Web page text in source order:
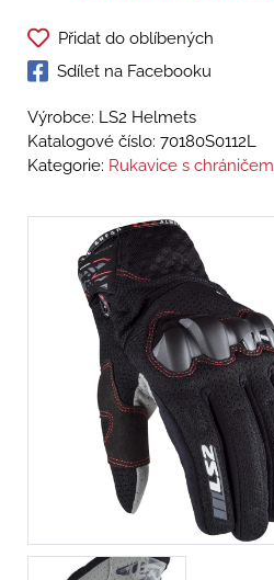
Přidat do oblíbených
Sdílet na Facebooku
Výrobce: LS2 Helmets
Katalogové číslo: 70180S0112L
Kategorie: Rukavice s chráničem